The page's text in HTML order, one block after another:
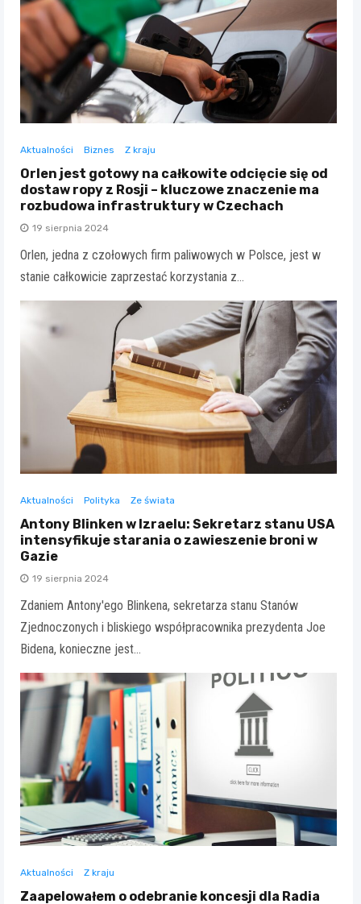
Aktualności Biznes Z kraju
Orlen jest gotowy na całkowite odcięcie się od
dostaw ropy z Rosji – kluczowe znaczenie ma
rozbudowa infrastruktury w Czechach
19 sierpnia 2024
Orlen, jedna z czołowych firm paliwowych w Polsce, jest w
stanie całkowicie zaprzestać korzystania z…
Aktualności Polityka Ze świata
Antony Blinken w Izraelu: Sekretarz stanu USA
intensyfikuje starania o zawieszenie broni w
Gazie
19 sierpnia 2024
Zdaniem Antony'ego Blinkena, sekretarza stanu Stanów
Zjednoczonych i bliskiego współpracownika prezydenta Joe
Bidena, konieczne jest…
Aktualności Z kraju
Zaapelowałem o odebranie koncesji dla Radia